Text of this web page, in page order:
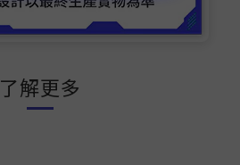
了解更多